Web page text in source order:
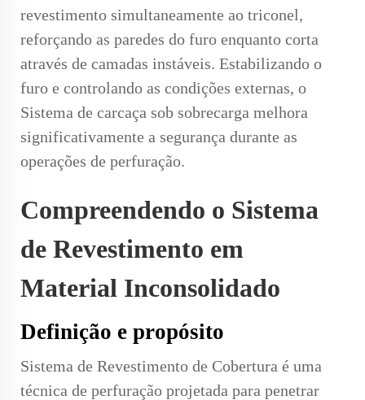
revestimento simultaneamente ao triconel,
reforçando as paredes do furo enquanto corta
através de camadas instáveis. Estabilizando o
furo e controlando as condições externas, o
Sistema de carcaça sob sobrecarga melhora
significativamente a segurança durante as
operações de perfuração.
Compreendendo o Sistema
de Revestimento em
Material Inconsolidado
Definição e propósito
Sistema de Revestimento de Cobertura é uma
técnica de perfuração projetada para penetrar